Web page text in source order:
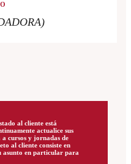
al cliente está
actualice sus
a cursos y jornadas de
al cliente consiste en
asunto en particular para